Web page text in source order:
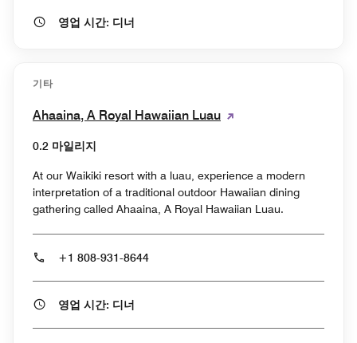
영업 시간: 디너
기타
Ahaaina, A Royal Hawaiian Luau
0.2 마일리지
At our Waikiki resort with a luau, experience a modern
interpretation of a traditional outdoor Hawaiian dining
gathering called Ahaaina, A Royal Hawaiian Luau.
+1 808-931-8644
영업 시간: 디너